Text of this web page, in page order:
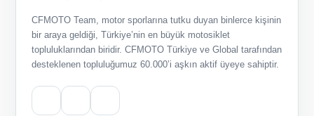
CFMOTO Team, motor sporlarına tutku duyan binlerce kişinin
bir araya geldiği, Türkiye’nin en büyük motosiklet
topluluklarından biridir. CFMOTO Türkiye ve Global tarafından
desteklenen topluluğumuz 60.000’i aşkın aktif üyeye sahiptir.